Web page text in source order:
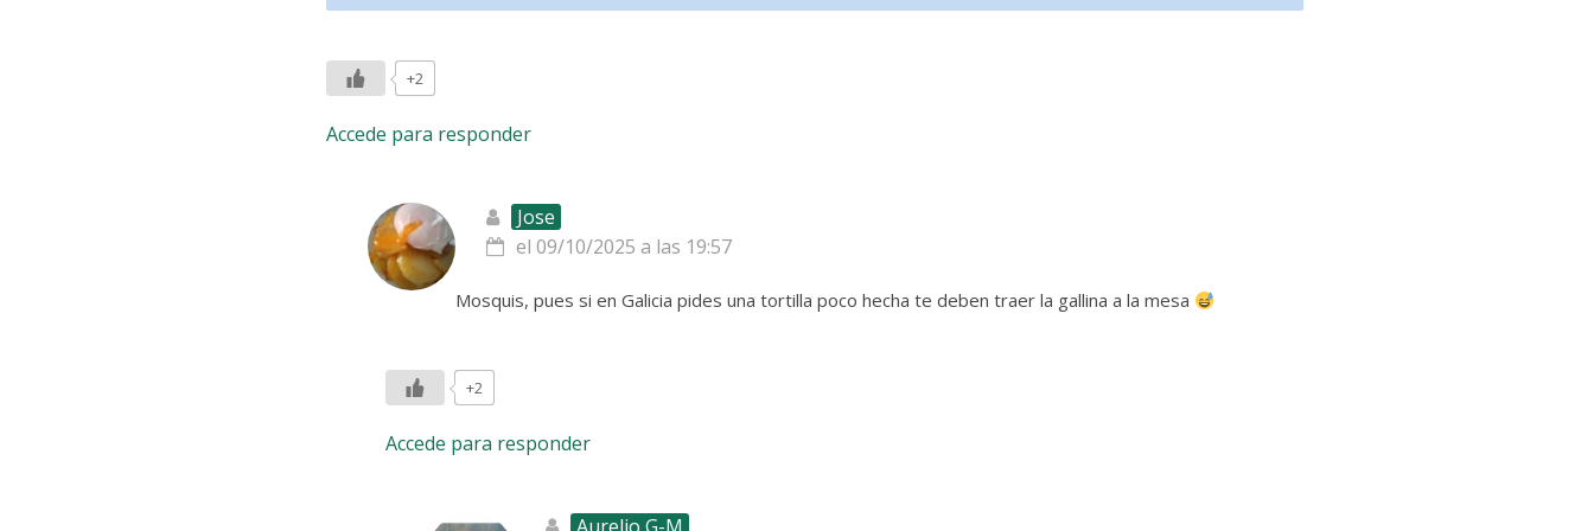
+2
Accede para responder
Jose
el 09/10/2025 a las 19:57
Mosquis, pues si en Galicia pides una tortilla poco hecha te deben traer la gallina a la mesa
+2
Accede para responder